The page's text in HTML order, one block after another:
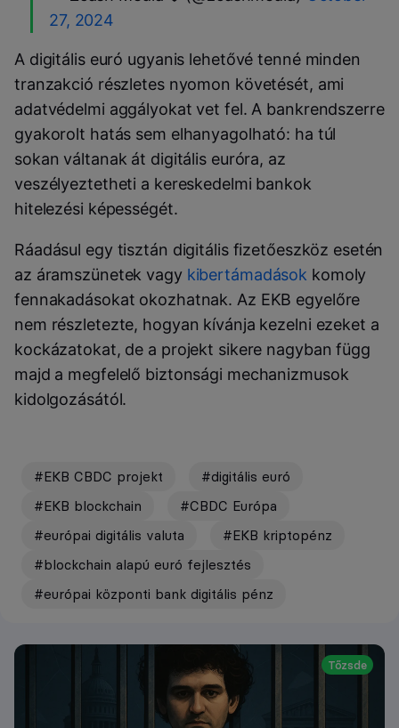
27, 2024
A digitális euró ugyanis lehetővé tenné minden
tranzakció részletes nyomon követését, ami
adatvédelmi aggályokat vet fel. A bankrendszerre
gyakorolt hatás sem elhanyagolható: ha túl
sokan váltanak át digitális euróra, az
veszélyeztetheti a kereskedelmi bankok
hitelezési képességét.
Ráadásul egy tisztán digitális fizetőeszköz esetén
az áramszünetek vagy kibertámadások komoly
fennakadásokat okozhatnak. Az EKB egyelőre
nem részletezte, hogyan kívánja kezelni ezeket a
kockázatokat, de a projekt sikere nagyban függ
majd a megfelelő biztonsági mechanizmusok
kidolgozásától.
#EKB CBDC projekt
#digitális euró
#EKB blockchain
#CBDC Európa
#európai digitális valuta
#EKB kriptopénz
#blockchain alapú euró fejlesztés
#európai központi bank digitális pénz
Tőzsde